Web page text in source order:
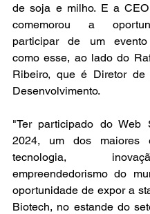
de soja e milho. E a
comemorou a
participar de um evento
como esse, ao lado do
Ribeiro, que é Diretor de
Desenvolvimento.
"Ter participado do Web
2024, um dos maiores
tecnologia,
empreendedorismo do
oportunidade de expor a
Biotech, no estande do